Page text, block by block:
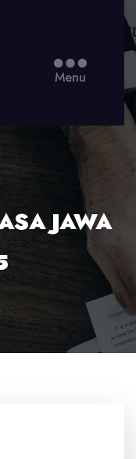
Menu
JAWA